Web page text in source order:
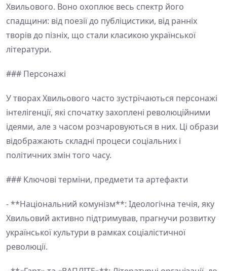
Хвильового. Воно охоплює весь спектр його
спадщини: від поезії до публіцистики, від ранніх
творів до пізніх, що стали класикою української
літератури.
### Персонажі
У творах Хвильового часто зустрічаються персонажі
інтелігенції, які спочатку захоплені революційними
ідеями, але з часом розчаровуються в них. Ці образи
відображають складні процеси соціальних і
політичних змін того часу.
### Ключові терміни, предмети та артефакти
- **Національний комунізм**: Ідеологічна течія, яку
Хвильовий активно підтримував, прагнучи розвитку
української культури в рамках соціалістичної
революції.